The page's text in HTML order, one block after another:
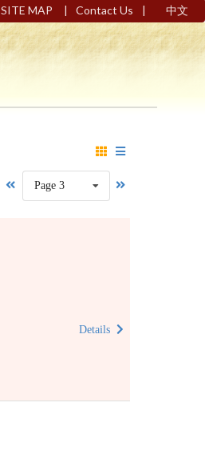
SITE MAP | Contact Us | 中文
Page 3
Details